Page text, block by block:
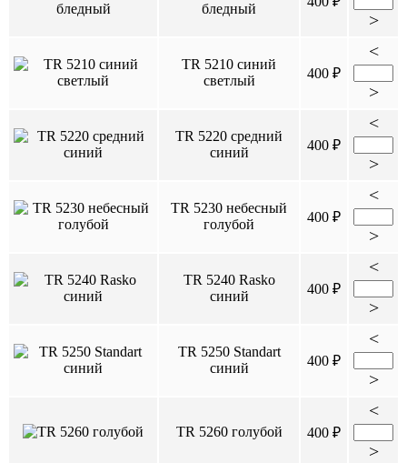
бледный
>
TR 5210 синий
светлый
400 ₽
<
>
TR 5220 средний
синий
400 ₽
<
>
TR 5230 небесный
голубой
400 ₽
<
>
TR 5240 Rasko
синий
400 ₽
<
>
TR 5250 Standart
синий
400 ₽
<
>
TR 5260 голубой 400 ₽
<
>